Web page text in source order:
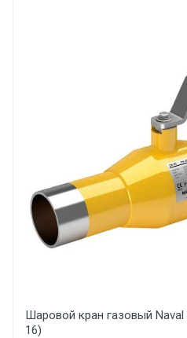
Шаровой кран газовый Naval
16)